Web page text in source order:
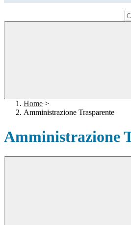
Home >
Amministrazione Trasparente
Amministrazione